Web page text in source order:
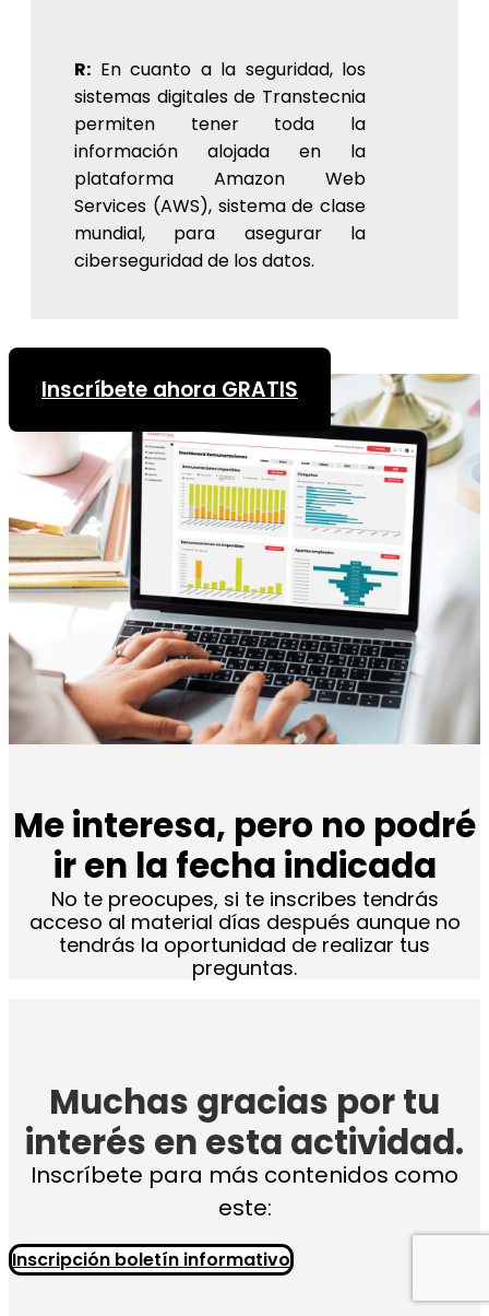
R: En cuanto a la seguridad, los
sistemas digitales de Transtecnia
permiten tener toda la
información alojada en la
plataforma Amazon Web
Services (AWS), sistema de clase
mundial, para asegurar la
ciberseguridad de los datos.
Inscríbete ahora GRATIS
Me interesa, pero no podré
ir en la fecha indicada
No te preocupes, si te inscribes tendrás
acceso al material días después aunque no
tendrás la oportunidad de realizar tus
preguntas.
Muchas gracias por tu
interés en esta actividad.
Inscríbete para más contenidos como
este:
Inscripción boletín informativo